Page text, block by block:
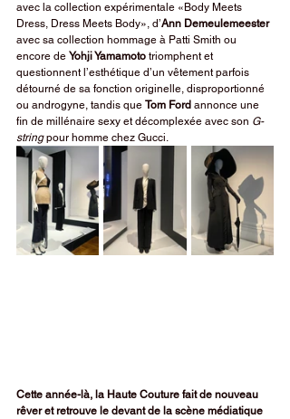
avec la collection expérimentale «Body Meets
Dress, Dress Meets Body», d’Ann Demeulemeester
avec sa collection hommage à Patti Smith ou
encore de Yohji Yamamoto triomphent et
questionnent l’esthétique d’un vêtement parfois
détourné de sa fonction originelle, disproportionné
ou androgyne, tandis que Tom Ford annonce une
fin de millénaire sexy et décomplexée avec son G-
string pour homme chez Gucci.
Cette année-là, la Haute Couture fait de nouveau
rêver et retrouve le devant de la scène médiatique